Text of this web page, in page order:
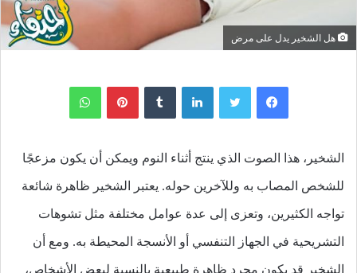
هل الشخير يدل على مرض
لينكدإن ‏Tumblr بينتيريستواتساب
الشخير، هذا الصوت الذي ينتج أثناء النوم ويمكن أن يكون مزعجًا
للشخص المصاب به وللآخرين حوله. يعتبر الشخير ظاهرة شائعة
تواجه الكثيرين، وتعزى إلى عدة عوامل مختلفة مثل تشوهات
التشريحية في الجهاز التنفسي أو الأنسجة المحيطة به. ومع أن
الشخير قد يكون مجرد ظاهرة طبيعية بالنسبة لبعض الأشخاص،